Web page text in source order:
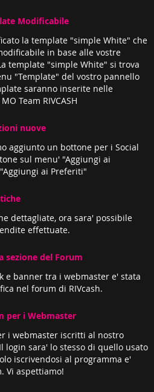
Modificabile
la template "simple White" che
in base alle vostre
template "simple White" si trova
"Template" del vostro pannello
saranno inserite nelle
Team RIVCASH
nuove
aggiunto un bottone per i Social
sul menu' "Aggiungi ai
ai Preferiti"
dettagliate, ora sara' possibile
effettuate.
sezione del Forum
e banner tra i webmaster e' stata
nel forum di RIVcash.
per i Webmaster
i webmaster iscritti al nostro
login sara' lo stesso di quello usato
iscrivendosi al programma e'
Vi aspettiamo!